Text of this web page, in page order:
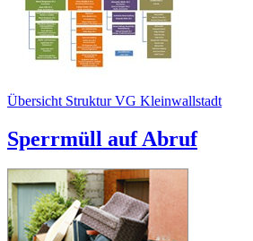
Übersicht Struktur VG Kleinwallstadt
Sperrmüll auf Abruf